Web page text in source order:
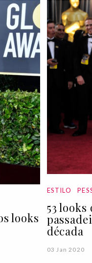
looks
ESTILO
53
década
03 Jan 2020